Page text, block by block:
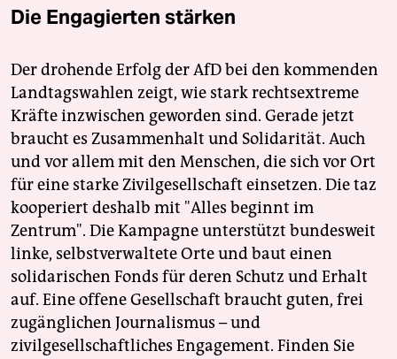
Die Engagierten stärken
Der drohende Erfolg der AfD bei den kommenden
Landtagswahlen zeigt, wie stark rechtsextreme
Kräfte inzwischen geworden sind. Gerade jetzt
braucht es Zusammenhalt und Solidarität. Auch
und vor allem mit den Menschen, die sich vor Ort
für eine starke Zivilgesellschaft einsetzen. Die taz
kooperiert deshalb mit "Alles beginnt im
Zentrum". Die Kampagne unterstützt bundesweit
linke, selbstverwaltete Orte und baut einen
solidarischen Fonds für deren Schutz und Erhalt
auf. Eine offene Gesellschaft braucht guten, frei
zugänglichen Journalismus – und
zivilgesellschaftliches Engagement. Finden Sie